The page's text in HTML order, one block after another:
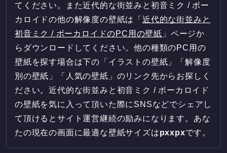
てください。また近代的な街並みと初音ミク / ボー
カロイドの他の解像度の壁紙は「 近代的な街並みと
初音ミク / ボーカロイドのPC用の壁紙 」ページか
らダウンロードしてください。他の種類のPC用の
壁紙を探す場合は下の「イラストの壁紙」「解像度
別の壁紙」「人気の壁紙」のリンク先からお探しく
ださい。近代的な街並みと初音ミク / ボーカロイド
の壁紙を気に入って頂いた際にSNSなどでシェアし
て頂けるとサイト運営継続の励みになります。あな
たの現在の画面に最適な壁紙サイズはpxxpxです。